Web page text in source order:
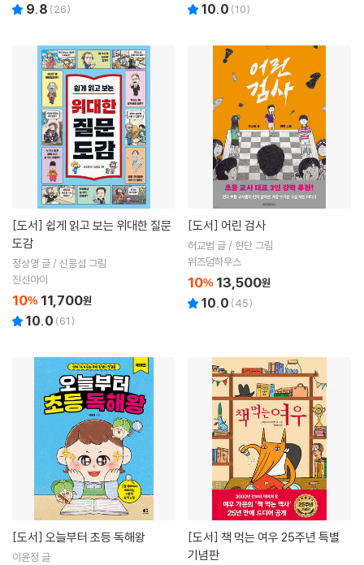
9.8 (26) 10.0 (10)
[도서]
도감
정상영 글 / 신응섭 그림
진선아이
10% 11,700원
10.0 (61)
[도서] 어린 검사
허교범 글 / 현단 그림
위즈덤하우스
10% 13,500원
10.0 (45)
[도서] 오늘부터 초등 독해왕
이윤정 글
[도서]
기념판